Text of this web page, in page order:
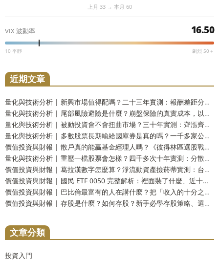
上月 33 → 本月 60
VIX 波動率 16.50
10 平靜 劇烈 50＋
近期文章
量化與技術分析 | 新興市場值得配嗎？二十三年實測：報酬差距分不出勝負，但台灣人多買了一份自己
量化與技術分析 | 尾部風險避險是什麼？崩盤保險的真實成本，以及一個更省事的替代方案
量化與技術分析 | 被動投資會不會扭曲市場？三十年實測：齊漲齊跌是真的，指數基金的責任卻查不出來
量化與技術分析 | 多數股票長期輸給國庫券是真的嗎？一千多家公司實測：輸的只有兩成，真正該怕的是另一件事
價值投資與財報 | 散戶真的能贏基金經理人嗎？《彼得林區選股戰略》重點整理，十壘打實測與被誤解的一句話
量化與技術分析 | 重壓一檔股票會怎樣？四千多次十年實測：分散到五檔，賠錢機率從一成四掉到不到百分之一
價值投資與財報 | 葛拉漢數字怎麼算？淨流動資產撿菸蒂實測：台股剩九檔，美股一檔不剩
價值投資與財報 | 國民 ETF 0050 完整解析：裡面裝了什麼、近十年實測，和 0056、006208 怎麼選
價值投資與財報 | 巴比倫最富有的人在講什麼？把「收入的十分之一存下來」用一百五十四年資料算一次
價值投資與財報 | 存股是什麼？如何存股？新手必學存股策略、選股技巧與風險一次看懂
文章分類
投資入門